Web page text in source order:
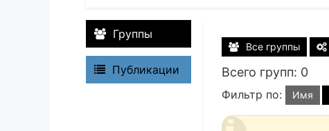
Группы
Публикации
Все группы
Всего групп: 0
Фильтр по: Имя